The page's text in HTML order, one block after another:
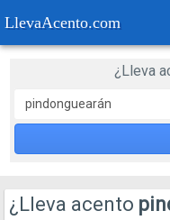
LlevaAcento.com
¿Lleva
¿Lleva acento